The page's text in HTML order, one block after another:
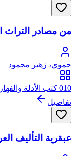
من مصادر التراث
حموي، زهير محمود
010 كتب الأدلة والفهارس
تفاصيل
عبقرية التأليف